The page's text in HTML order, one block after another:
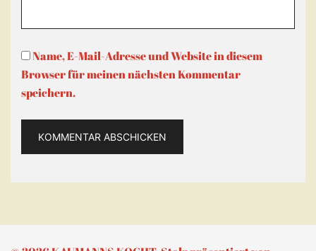
Name, E-Mail-Adresse und Website in diesem
Browser für meinen nächsten Kommentar
speichern.